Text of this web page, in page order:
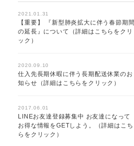
2021.01.31
【重要】 『新型肺炎拡大に伴う春節期間
の延長』について（詳細はこちらをクリ
ック）
2020.09.10
仕入先長期休暇に伴う長期配送休業のお
知らせ（詳細はこちらをクリック）
2017.06.01
LINEお友達登録募集中 お友達になって
お得な情報をGETしよう。（詳細はこち
らをクリック）